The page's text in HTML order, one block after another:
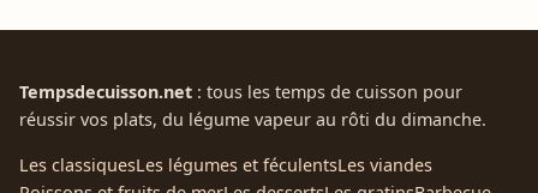
Tempsdecuisson.net : tous les temps de cuisson pour
réussir vos plats, du légume vapeur au rôti du dimanche.
Les classiquesLes légumes et féculentsLes viandes